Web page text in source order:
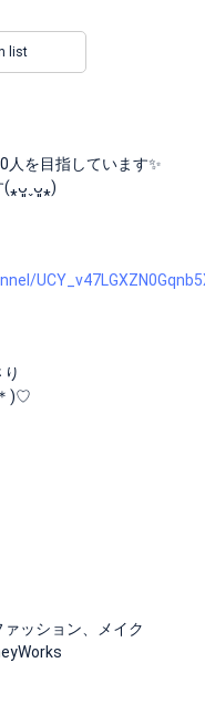
list
人を目指しています✨
)♡
ッション、メイク